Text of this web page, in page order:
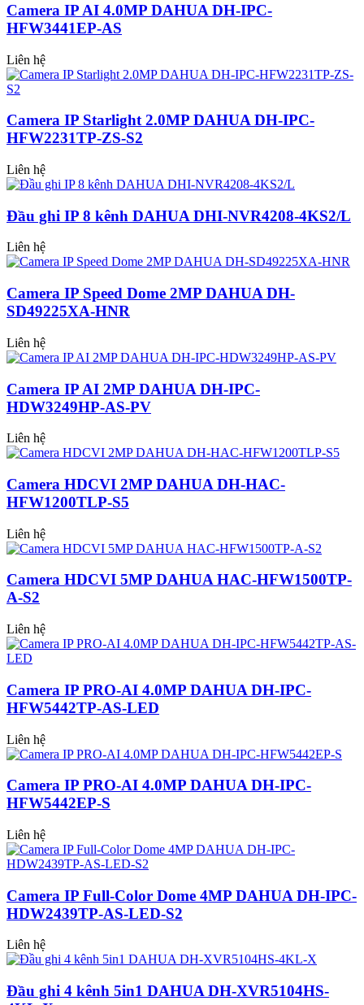
Camera IP AI 4.0MP DAHUA DH-IPC-
HFW3441EP-AS
Liên hệ
Camera IP Starlight 2.0MP DAHUA DH-IPC-
HFW2231TP-ZS-S2
Liên hệ
Đầu ghi IP 8 kênh DAHUA DHI-NVR4208-4KS2/L
Liên hệ
Camera IP Speed Dome 2MP DAHUA DH-
SD49225XA-HNR
Liên hệ
Camera IP AI 2MP DAHUA DH-IPC-
HDW3249HP-AS-PV
Liên hệ
Camera HDCVI 2MP DAHUA DH-HAC-
HFW1200TLP-S5
Liên hệ
Camera HDCVI 5MP DAHUA HAC-HFW1500TP-
A-S2
Liên hệ
Camera IP PRO-AI 4.0MP DAHUA DH-IPC-
HFW5442TP-AS-LED
Liên hệ
Camera IP PRO-AI 4.0MP DAHUA DH-IPC-
HFW5442EP-S
Liên hệ
Camera IP Full-Color Dome 4MP DAHUA DH-IPC-
HDW2439TP-AS-LED-S2
Liên hệ
Đầu ghi 4 kênh 5in1 DAHUA DH-XVR5104HS-